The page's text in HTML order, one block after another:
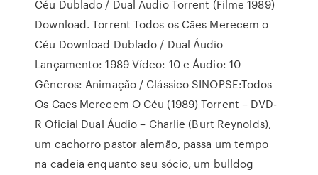
Céu Dublado / Dual Áudio Torrent (Filme 1989)
Download. Torrent Todos os Cães Merecem o
Céu Download Dublado / Dual Áudio
Lançamento: 1989 Vídeo: 10 e Áudio: 10
Gêneros: Animação / Clássico SINOPSE:Todos
Os Caes Merecem O Céu (1989) Torrent – DVD-
R Oficial Dual Áudio – Charlie (Burt Reynolds),
um cachorro pastor alemão, passa um tempo
na cadeia enquanto seu sócio, um bulldog